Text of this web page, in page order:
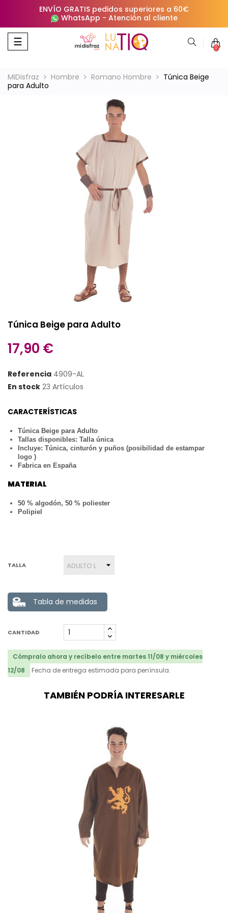
ENVÍO GRATIS pedidos superiores a 60€
WhatsApp - Atención al cliente
Navegación
de
☰ 0
MiDisfraz Hombre Romano Hombre
Túnica Beige
para Adulto
Túnica Beige para Adulto
17,90 €
Referencia 4909-AL
En stock 23 Artículos
CARACTERÍSTICAS
Túnica Beige para Adulto
Tallas disponibles: Talla única
Incluye: Túnica, cinturón y puños (posibilidad de estampar
logo )
Fabrica en España
MATERIAL
50 % algodón, 50 % poliester
Polipiel
TALLA
Tabla de medidas
CANTIDAD
Cómpralo ahora y recíbelo entre martes 11/08 y miércoles
12/08
Fecha de entrega estimada para península.
TAMBIÉN PODRÍA INTERESARLE